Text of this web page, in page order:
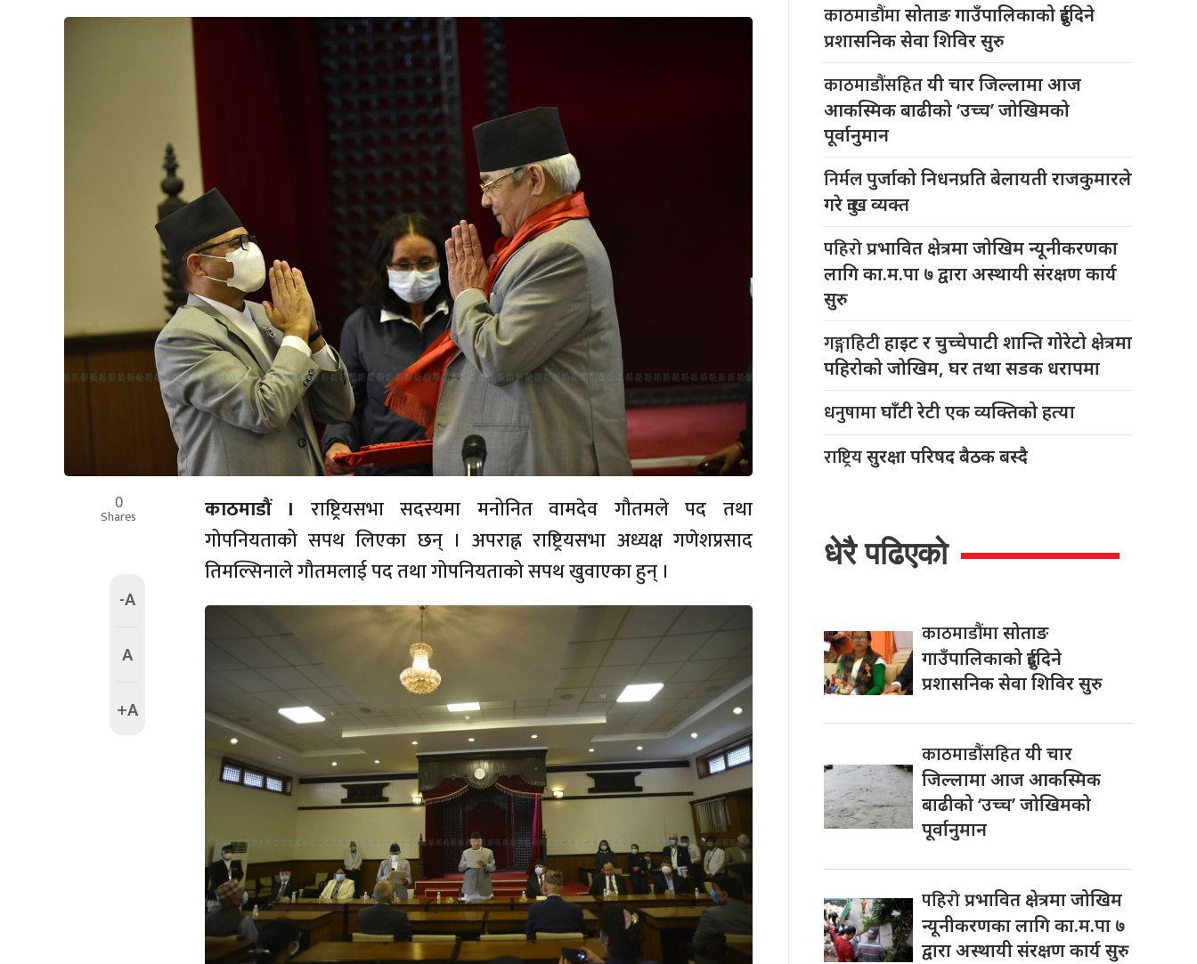
0
Shares
-A
A
+A
काठमाडौं । राष्ट्रियसभा सदस्यमा मनोनित वामदेव गौतमले पद तथा
गोपनियताको सपथ लिएका छन् । अपराह्न राष्ट्रियसभा अध्यक्ष गणेशप्रसाद
तिमल्सिनाले गौतमलाई पद तथा गोपनियताको सपथ खुवाएका हुन् ।
काठमाडौंमासोताङ गाउँपालिकाको दुईदिने
प्रशासनिक सेवा शिविर सुरु
काठमाडौंसहितयी चार जिल्लामा आज
आकस्मिक बाढीको ‘उच्च’ जोखिमको
पूर्वानुमान
निर्मलपुर्जाको निधनप्रति बेलायती राजकुमारले
गरे दुःख व्यक्त
पहिरोप्रभावित क्षेत्रमा जोखिम न्यूनीकरणका
लागि का.म.पा ७ द्वारा अस्थायी संरक्षण कार्य
सुरु
गङ्गाहिटीहाइट र चुच्चेपाटी शान्ति गोरेटो क्षेत्रमा
पहिरोको जोखिम, घर तथा सडक धरापमा
धनुषामाघाँटी रेटी एक व्यक्तिको हत्या
राष्ट्रियसुरक्षा परिषद बैठक बस्दै
धेरै पढिएको
काठमाडौंमासोताङ
गाउँपालिकाको दुईदिने
प्रशासनिक सेवा शिविर सुरु
काठमाडौंसहितयी चार
जिल्लामा आज आकस्मिक
बाढीको ‘उच्च’ जोखिमको
पूर्वानुमान
पहिरोप्रभावित क्षेत्रमा जोखिम
न्यूनीकरणका लागि का.म.पा ७
द्वारा अस्थायी संरक्षण कार्य सुरु